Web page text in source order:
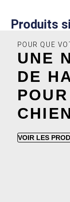
Produits
POUR QUE
UNE
DE
VOIR LES